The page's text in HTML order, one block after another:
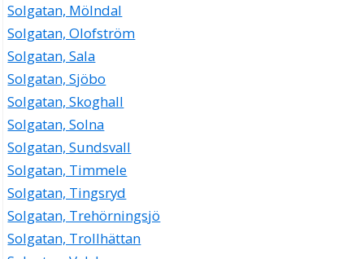
Solgatan, Mölndal
Solgatan, Olofström
Solgatan, Sala
Solgatan, Sjöbo
Solgatan, Skoghall
Solgatan, Solna
Solgatan, Sundsvall
Solgatan, Timmele
Solgatan, Tingsryd
Solgatan, Trehörningsjö
Solgatan, Trollhättan